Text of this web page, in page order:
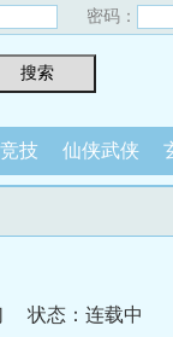
密码：
技 仙侠武侠
状态：连载中